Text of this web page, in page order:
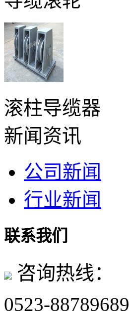
滚柱导缆器
新闻资讯
公司新闻
行业新闻
联系我们
咨询热线：
0523-88789689